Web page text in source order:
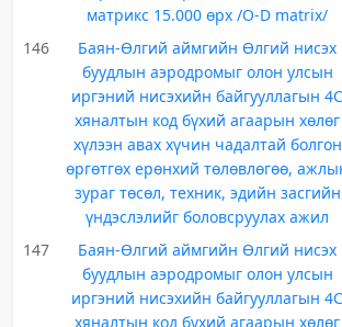
матрикс 15.000 өрх /O-D matrix/
146
Баян-Өлгий аймгийн Өлгий нисэх
буудлын аэродромыг олон улсын
иргэний нисэхийн байгууллагын 4С
хяналтын код бүхий агаарын хөлөг
хүлээн авах хүчин чадалтай болгон
өргөтгөх ерөнхий төлөвлөгөө,
зураг төсөл, техник, эдийн засгийн
үндэслэлийг боловсруулах ажил
147
Баян-Өлгий аймгийн Өлгий нисэх
буудлын аэродромыг олон улсын
иргэний нисэхийн байгууллагын 4С
хяналтын код бүхий агаарын хөлөг